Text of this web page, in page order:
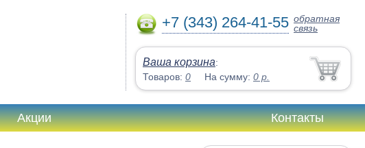
+7 (343) 264-41-55 обратная
связь
Ваша корзина:
Товаров: 0 На сумму: 0 р.
Акции Контакты